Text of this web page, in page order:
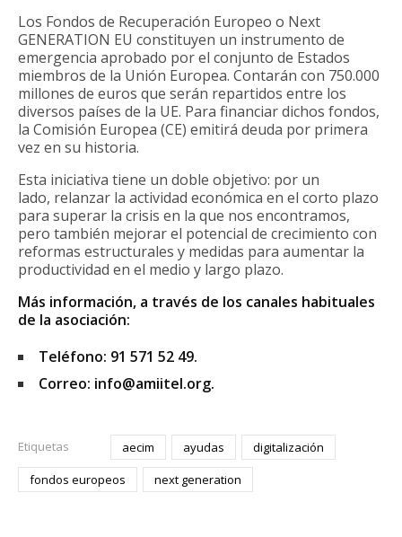
Los Fondos de Recuperación Europeo o Next
GENERATION EU constituyen un instrumento de
emergencia aprobado por el conjunto de Estados
miembros de la Unión Europea. Contarán con 750.000
millones de euros que serán repartidos entre los
diversos países de la UE. Para financiar dichos fondos,
la Comisión Europea (CE) emitirá deuda por primera
vez en su historia.
Esta iniciativa tiene un doble objetivo: por un
lado, relanzar la actividad económica en el corto plazo
para superar la crisis en la que nos encontramos,
pero también mejorar el potencial de crecimiento con
reformas estructurales y medidas para aumentar la
productividad en el medio y largo plazo.
Más información, a través de los canales habituales
de la asociación:
Teléfono: 91 571 52 49.
Correo: info@amiitel.org.
Etiquetas aecim ayudas
digitalización
fondos europeos
next generation